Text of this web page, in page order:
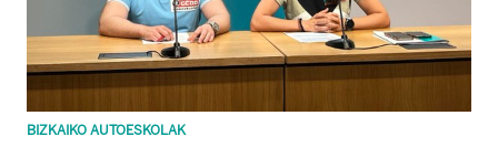
BIZKAIKO AUTOESKOLAK